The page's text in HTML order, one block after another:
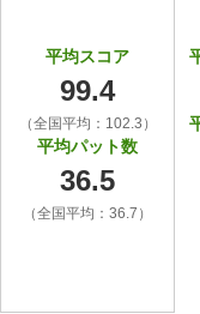
平均スコア
99.4
（全国平均：102.3）
平均パット数
36.5
（全国平均：36.7）